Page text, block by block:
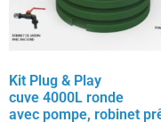
Kit Plug & Play
cuve 4000L ronde
avec pompe, robinet